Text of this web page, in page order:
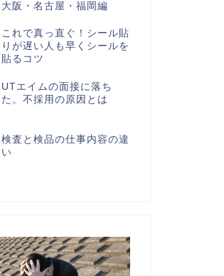
大阪・名古屋・福岡編
これで真っ直ぐ！シール貼
りが遅い人も早くシールを
貼るコツ
UTエイムの面接に落ち
た。不採用の原因とは
検査と検品の仕事内容の違
い